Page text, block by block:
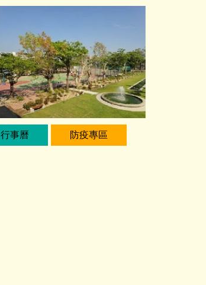
行事曆 防疫專區